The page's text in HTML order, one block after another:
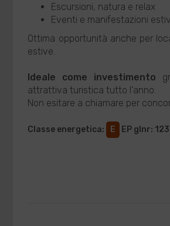
Escursioni, natura e relax
Eventi e manifestazioni
Ottima opportunità anche per
estive.
Ideale come investimento
attrattiva turistica tutto l'anno.
Non esitare a chiamare per
Classe energetica: E EP glnr: